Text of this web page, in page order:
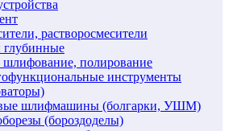
растворосмесители
шлифование, полирование
инструменты
шлифмашины (болгарки, УШМ)
(бороздоделы)